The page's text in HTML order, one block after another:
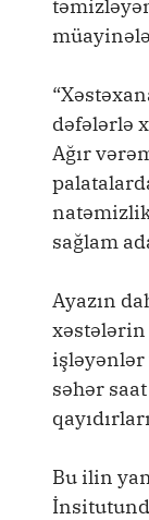
dəfələrlə
Ağır
sağlam
Ayazın
işləyənlər
səhər
Bu ilin